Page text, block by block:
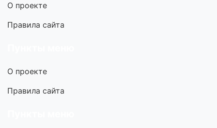
О проекте
Правила сайта
О проекте
Правила сайта